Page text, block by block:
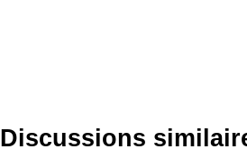
Discussions